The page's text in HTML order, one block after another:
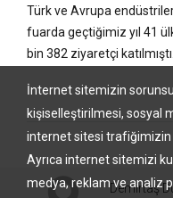
Türk ve Avrupa
fuarda geçtiğimiz yıl 41
bin 382 ziyaretçi katılmıştı.
Demirtaş
İnternet sitemizin
kişiselleştirilmesi, sosyal
internet sitesi trafiğimizin
Ayrıca internet sitemizi
medya, reklam ve analiz